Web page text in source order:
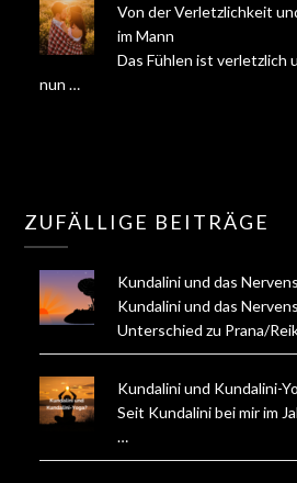
Von der Verletzlichkeit
im Mann
Das Fühlen ist verletzlich
nun …
ZUFÄLLIGE BEITRÄGE
Kundalini und das
Kundalini und das
Unterschied zu Prana/
Kundalini und Kundalini-
Seit Kundalini bei mir im
…